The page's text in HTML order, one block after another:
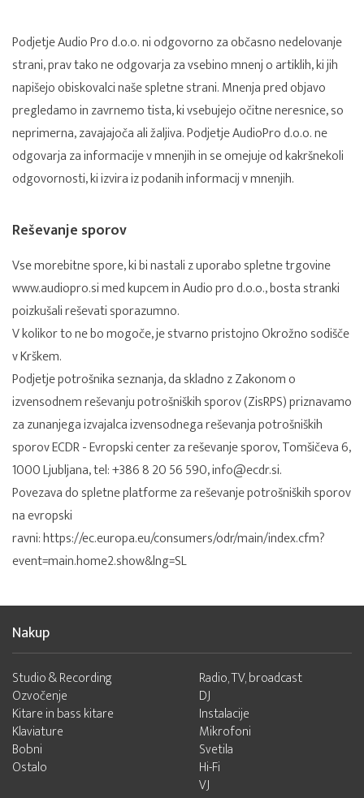
Podjetje Audio Pro d.o.o. ni odgovorno za občasno nedelovanje
strani, prav tako ne odgovarja za vsebino mnenj o artiklih, ki jih
napišejo obiskovalci naše spletne strani. Mnenja pred objavo
pregledamo in zavrnemo tista, ki vsebujejo očitne neresnice, so
neprimerna, zavajajoča ali žaljiva. Podjetje AudioPro d.o.o. ne
odgovarja za informacije v mnenjih in se omejuje od kakršnekoli
odgovornosti, ki izvira iz podanih informacij v mnenjih.
Reševanje sporov
Vse morebitne spore, ki bi nastali z uporabo spletne trgovine
www.audiopro.si med kupcem in Audio pro d.o.o., bosta stranki
poizkušali reševati sporazumno.
V kolikor to ne bo mogoče, je stvarno pristojno Okrožno sodišče
v Krškem.
Podjetje potrošnika seznanja, da skladno z Zakonom o
izvensodnem reševanju potrošniških sporov (ZisRPS) priznavamo
za zunanjega izvajalca izvensodnega reševanja potrošniških
sporovECDR - Evropski center za reševanje sporov, Tomšičeva 6,
1000 Ljubljana, tel: +386 8 20 56 590, info@ecdr.si.
Povezava do spletne platforme za reševanje potrošniških sporov
na evropski
ravni:https://ec.europa.eu/consumers/odr/main/index.cfm?
event=main.home2.show&lng=SL
Nakup
Studio & Recording
Ozvočenje
Kitare in bass kitare
Klaviature
Bobni
Ostalo
Radio, TV, broadcast
DJ
Instalacije
Mikrofoni
Svetila
Hi-Fi
VJ